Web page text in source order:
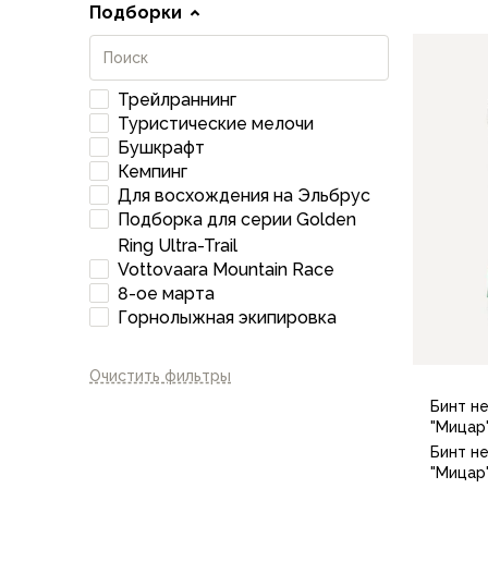
Сандалии
Гамаши, бахилы
Аксессуары для обуви
Уход за обувью
Шнурки, стельки
Сушилки для обуви
Клей
Ледоступы
Женская обувь
Ботинки
Кроссовки
Сапоги
Уход за обувью
Подборки
Трейлраннинг
Туристические мелочи
Бушкрафт
Кемпинг
Для восхождения на Эльбрус
Подборка для серии Golden
Ring Ultra-Trail
Vottovaara Mountain Race
8-ое марта
Горнолыжная экипировка
Очистить фильтры
Бинт
Бинт